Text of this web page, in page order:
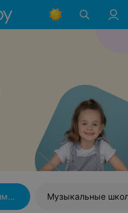
Государственные школы и гимназии Музыкальные